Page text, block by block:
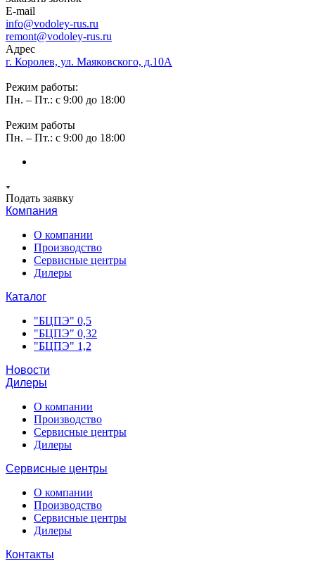
E-mail
info@vodoley-rus.ru
remont@vodoley-rus.ru
Адрес
г. Королев, ул. Маяковского, д.10А
Режим работы:
Пн. – Пт.: с 9:00 до 18:00
Режим работы
Пн. – Пт.: с 9:00 до 18:00
Подать заявку
Компания
О компании
Производство
Сервисные центры
Дилеры
Каталог
"БЦПЭ" 0,5
"БЦПЭ" 0,32
"БЦПЭ" 1,2
Новости
Дилеры
О компании
Производство
Сервисные центры
Дилеры
Сервисные центры
О компании
Производство
Сервисные центры
Дилеры
Контакты